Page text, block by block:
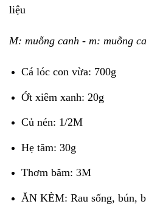
M: muỗng canh - m: muỗng
Cá lóc con vừa: 700g
Ớt xiêm xanh: 20g
Củ nén: 1/2M
Hẹ tăm: 30g
Thơm băm: 3M
ĂN KÈM: Rau sống, bún,